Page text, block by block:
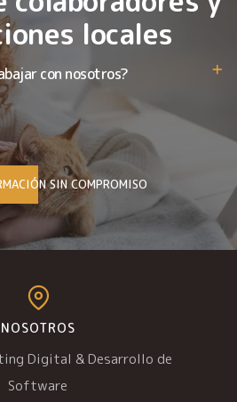
locales
con nosotros?
SIN COMPROMISO
NOSOTROS
Digital & Desarrollo de
Software